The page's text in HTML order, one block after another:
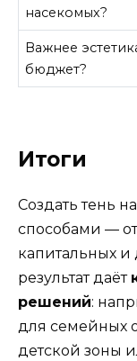
насекомых?
Важнее
бюджет?
Итоги
Создать тень
способами —
капитальных
результат даёт
решений:
для семейных
детской зоны